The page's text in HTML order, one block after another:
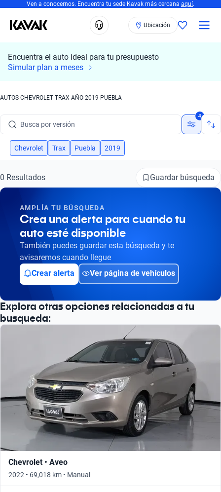
Ven a conocernos. Encuentra tu sede Kavak más cercana aquí.
Ubicación
Encuentra el auto ideal para tu presupuesto
Simular plan a meses
AUTOS CHEVROLET TRAX AÑO 2019 PUEBLA
Busca por marca
Busca por versión
Busca por año
Busca por marca
Busca por modelo
Busca por año
4
Chevrolet Trax Puebla 2019
0 Resultados Guardar búsqueda
AMPLÍA TU BÚSQUEDA
Crea una alerta para cuando tu
auto esté disponible
También puedes guardar esta búsqueda y te
avisaremos cuando llegue
Crear alerta
Ver página de vehículos
Explora otras opciones relacionadas a tu
busqueda:
Chevrolet • Aveo
2022 • 69,018 km • Manual